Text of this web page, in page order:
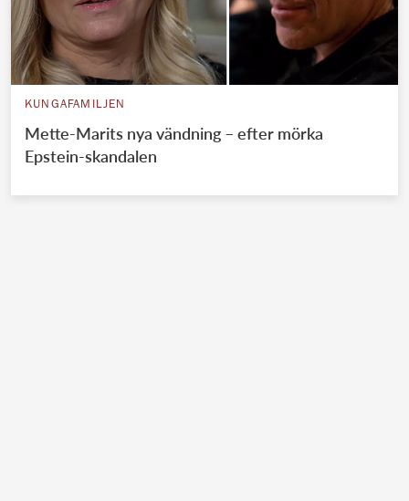
KUNGAFAMILJEN
Mette-Marits nya vändning – efter mörka
Epstein-skandalen